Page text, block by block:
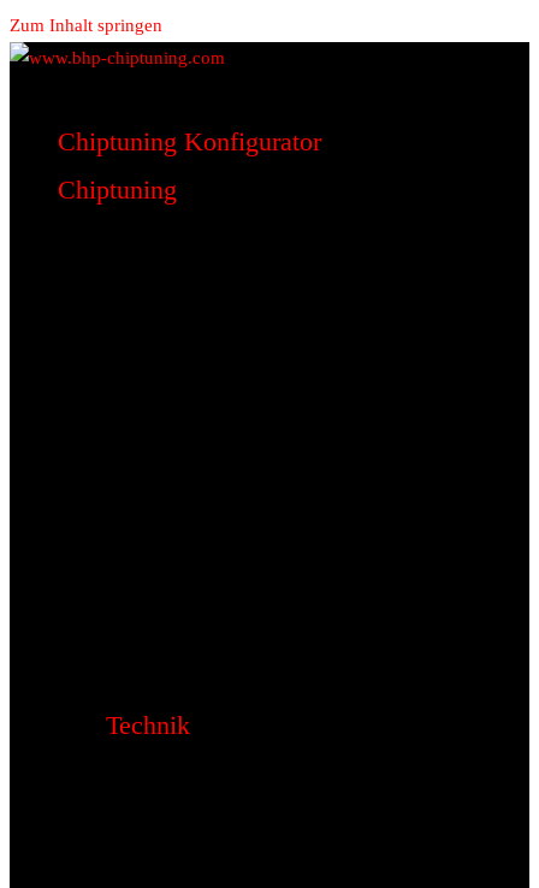
Zum Inhalt springen
www.bhp-chiptuning.com
BHP Motorsport
Chiptuning Konfigurator
Chiptuning
Technik